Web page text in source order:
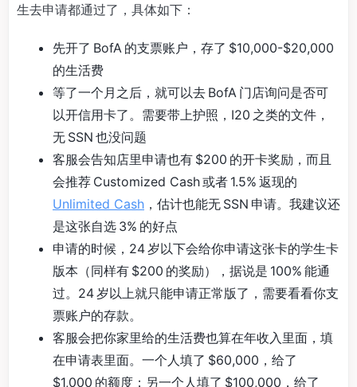
生去申请都通过了，具体如下：
先开了 BofA 的支票账户，存了 $10,000-$20,000
的生活费
等了一个月之后，就可以去 BofA 门店询问是否可
以开信用卡了。需要带上护照，I20 之类的文件，
无 SSN 也没问题
客服会告知店里申请也有 $200 的开卡奖励，而且
会推荐 Customized Cash 或者 1.5% 返现的
Unlimited Cash ，估计也能无 SSN 申请。我建议还
是这张自选 3% 的好点
申请的时候，24 岁以下会给你申请这张卡的学生卡
版本（同样有 $200 的奖励），据说是 100% 能通
过。24 岁以上就只能申请正常版了，需要看看你支
票账户的存款。
客服会把你家里给的生活费也算在年收入里面，填
在申请表里面。一个人填了 $60,000，给了
$1,000 的额度；另一个人填了 $100,000，给了